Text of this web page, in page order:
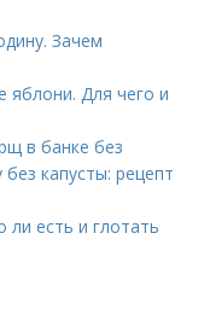
Зачем
Для чего и
в банке без
капусты: рецепт
есть и глотать